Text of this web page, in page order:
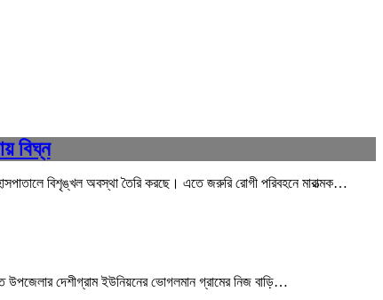
বিঘ্ন
বিশৃঙ্খল অবস্থা তৈরি করছে। এতে জরুরি রোগী পরিবহনে মারাত্মক…
দেশীগ্রাম ইউনিয়নের ভোগলমান গ্রামের নিজ বাড়ি…